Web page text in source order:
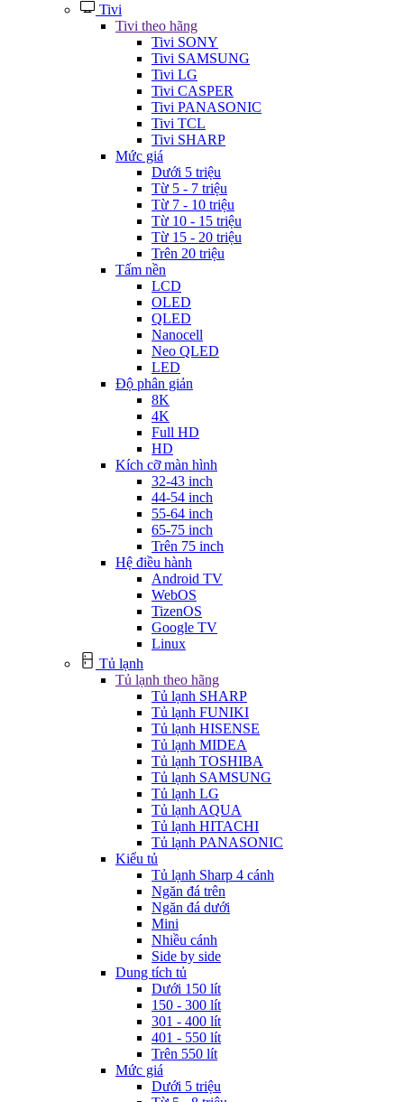
Tivi
Tivi theo hãng
Tivi SONY
Tivi SAMSUNG
Tivi LG
Tivi CASPER
Tivi PANASONIC
Tivi TCL
Tivi SHARP
Mức giá
Dưới 5 triệu
Từ 5 - 7 triệu
Từ 7 - 10 triệu
Từ 10 - 15 triệu
Từ 15 - 20 triệu
Trên 20 triệu
Tấm nền
LCD
OLED
QLED
Nanocell
Neo QLED
LED
Độ phân giản
8K
4K
Full HD
HD
Kích cỡ màn hình
32-43 inch
44-54 inch
55-64 inch
65-75 inch
Trên 75 inch
Hệ điều hành
Android TV
WebOS
TizenOS
Google TV
Linux
Tủ lạnh
Tủ lạnh theo hãng
Tủ lạnh SHARP
Tủ lạnh FUNIKI
Tủ lạnh HISENSE
Tủ lạnh MIDEA
Tủ lạnh TOSHIBA
Tủ lạnh SAMSUNG
Tủ lạnh LG
Tủ lạnh AQUA
Tủ lạnh HITACHI
Tủ lạnh PANASONIC
Kiểu tủ
Tủ lạnh Sharp 4 cánh
Ngăn đá trên
Ngăn đá dưới
Mini
Nhiều cánh
Side by side
Dung tích tủ
Dưới 150 lít
150 - 300 lít
301 - 400 lít
401 - 550 lít
Trên 550 lít
Mức giá
Dưới 5 triệu